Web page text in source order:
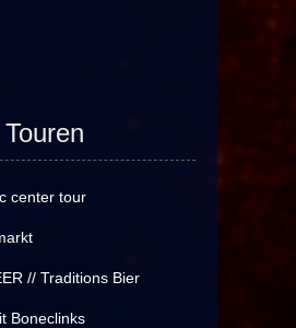
center tour
// Traditions Bier
Boneclinks